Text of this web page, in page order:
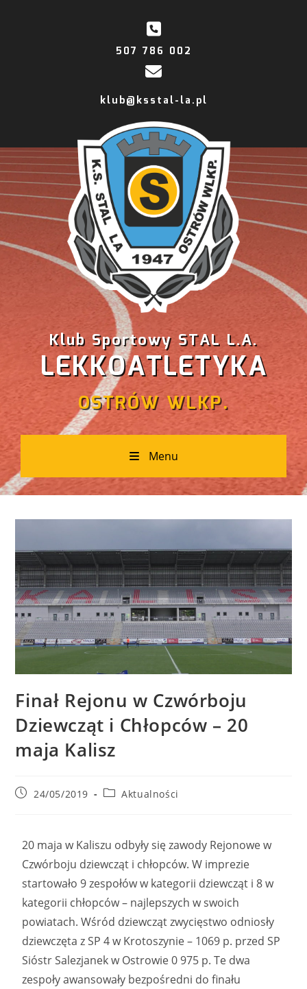
507 786 002
klub@ksstal-la.pl
Klub Sportowy STAL L.A.
LEKKOATLETYKA
OSTRÓW WLKP.
Menu
Finał Rejonu w Czwórboju
Dziewcząt i Chłopców – 20
maja Kalisz
24/05/2019 Aktualności
20 maja w Kaliszu odbyły się zawody Rejonowe w
Czwórboju dziewcząt i chłopców. W imprezie
startowało 9 zespołów w kategorii dziewcząt i 8 w
kategorii chłopców – najlepszych w swoich
powiatach. Wśród dziewcząt zwycięstwo odniosły
dziewczęta z SP 4 w Krotoszynie – 1069 p. przed SP
Sióstr Salezjanek w Ostrowie 0 975 p. Te dwa
zespoły awansowały bezpośredni do finału